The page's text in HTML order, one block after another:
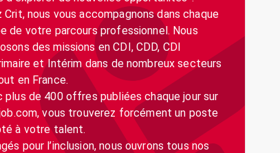
Crit, nous vous accompagnons dans chaque
de votre parcours professionnel. Nous
des missions en CDI, CDD, CDI
et Intérim dans de nombreux secteurs
en France.
plus de 400 offres publiées chaque jour sur
vous trouverez forcément un poste
à votre talent.
pour l’inclusion, nous ouvrons tous nos